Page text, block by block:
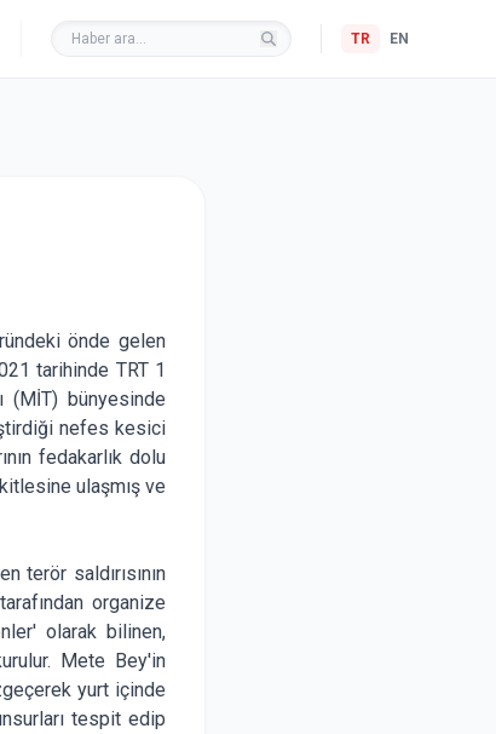
TR EN
önde gelen
tarihinde TRT 1
(MİT) bünyesinde
nefes kesici
fedakarlık dolu
ulaşmış ve
terör saldırısının
organize
olarak bilinen,
Mete Bey'in
yurt içinde
tespit edip